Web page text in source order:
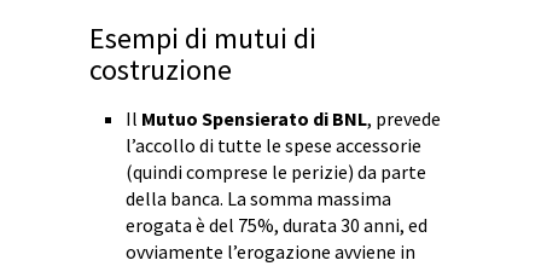
Esempi di mutui di
costruzione
Il Mutuo Spensierato di BNL, prevede
l’accollo di tutte le spese accessorie
(quindi comprese le perizie) da parte
della banca. La somma massima
erogata è del 75%, durata 30 anni, ed
ovviamente l’erogazione avviene in